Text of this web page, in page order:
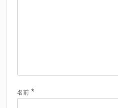
名前 *